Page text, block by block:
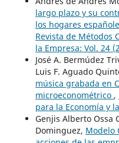
largo plazo y su
los hogares
Revista de Métodos
la Empresa: Vol. 24
José A. Bermúdez
Luis F. Aguado
música grabada en
microeconométrico ,
para la Economía y
Genjis Alberto Ossa
Dominguez, Modelo